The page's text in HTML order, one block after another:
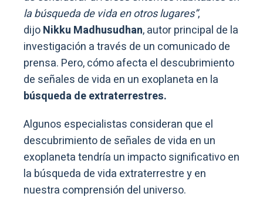
la búsqueda de vida en otros lugares”,
dijoNikku Madhusudhan, autor principal de la
investigación a través de un comunicado de
prensa. Pero, cómo afecta el descubrimiento
de señales de vida en un exoplaneta en la
búsqueda de extraterrestres.
Algunos especialistas consideran que el
descubrimiento de señales de vida en un
exoplaneta tendría un impacto significativo en
la búsqueda de vida extraterrestre y en
nuestra comprensión del universo.